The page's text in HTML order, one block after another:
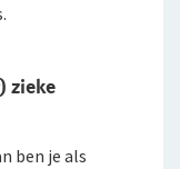
zieke
ben je als